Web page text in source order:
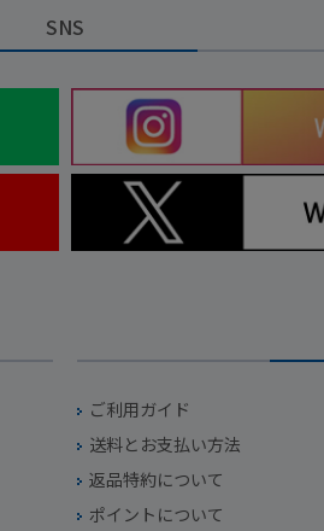
SNS
ご利用ガイド
送料とお支払い方法
返品特約について
ポイントについて